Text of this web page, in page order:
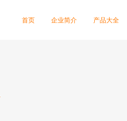
首页 企业简介 产品大全